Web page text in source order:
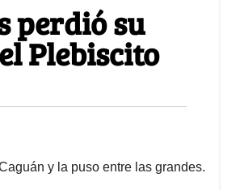
perdió su
Plebiscito
y la puso entre las grandes.